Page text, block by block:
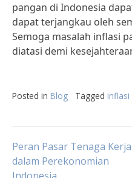
pangan di Indonesia
dapat terjangkau oleh
Semoga masalah inflasi
diatasi demi
Posted in Blog Tagged inflasi
Post
Peran Pasar Tenaga Kerja
dalam Perekonomian